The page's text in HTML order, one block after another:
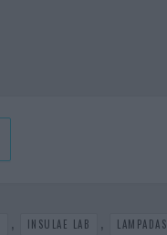
, INSULAE LAB , LAMPADAS